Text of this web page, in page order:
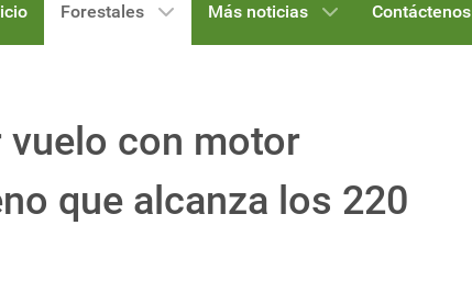
Forestales Más noticias Contáctenos
vuelo con motor
que alcanza los 220